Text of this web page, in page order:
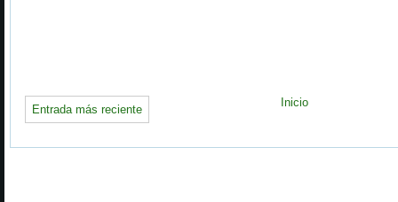
Entrada más reciente
Inicio